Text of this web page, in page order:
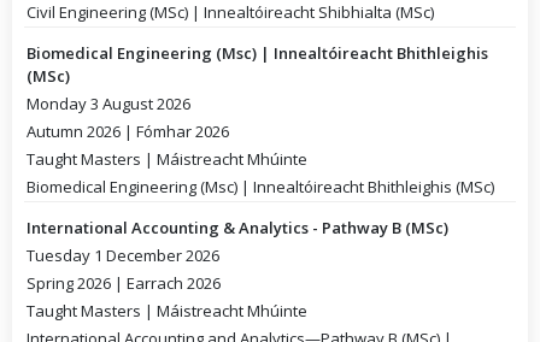
Civil Engineering (MSc) | Innealtóireacht Shibhialta (MSc)
Biomedical Engineering (Msc) | Innealtóireacht Bhithleighis
(MSc)
Monday 3 August 2026
Autumn 2026 | Fómhar 2026
Taught Masters | Máistreacht Mhúinte
Biomedical Engineering (Msc) | Innealtóireacht Bhithleighis (MSc)
International Accounting & Analytics - Pathway B (MSc)
Tuesday 1 December 2026
Spring 2026 | Earrach 2026
Taught Masters | Máistreacht Mhúinte